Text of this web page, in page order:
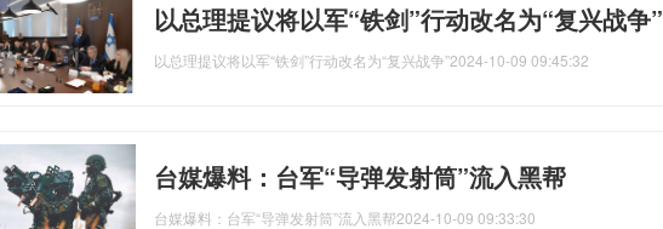
以总理提议将以军“铁剑”行动改名为“复兴战争”
以总理提议将以军“铁剑”行动改名为“复兴战争”2024-10-09 09:45:32
台媒爆料：台军“导弹发射筒”流入黑帮
台媒爆料：台军“导弹发射筒”流入黑帮2024-10-09 09:33:30